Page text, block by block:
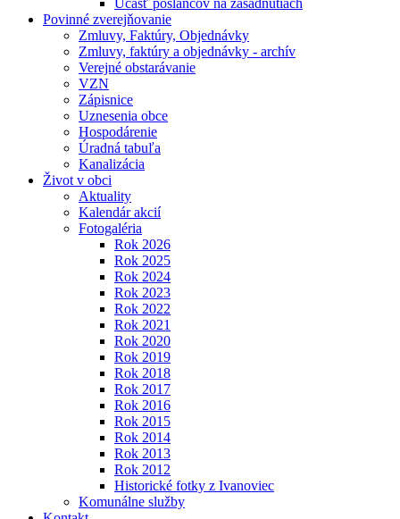
Účasť poslancov na zasadnutiach
Povinné zverejňovanie
Zmluvy, Faktúry, Objednávky
Zmluvy, faktúry a objednávky - archív
Verejné obstarávanie
VZN
Zápisnice
Uznesenia obce
Hospodárenie
Úradná tabuľa
Kanalizácia
Život v obci
Aktuality
Kalendár akcií
Fotogaléria
Rok 2026
Rok 2025
Rok 2024
Rok 2023
Rok 2022
Rok 2021
Rok 2020
Rok 2019
Rok 2018
Rok 2017
Rok 2016
Rok 2015
Rok 2014
Rok 2013
Rok 2012
Historické fotky z Ivanoviec
Komunálne služby